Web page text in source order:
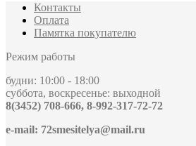
Контакты
Оплата
Памятка покупателю
Режим работы
будни: 10:00 - 18:00
суббота, воскресенье: выходной
8(3452) 708-666, 8-992-317-72-72
e-mail: 72smesitelya@mail.ru